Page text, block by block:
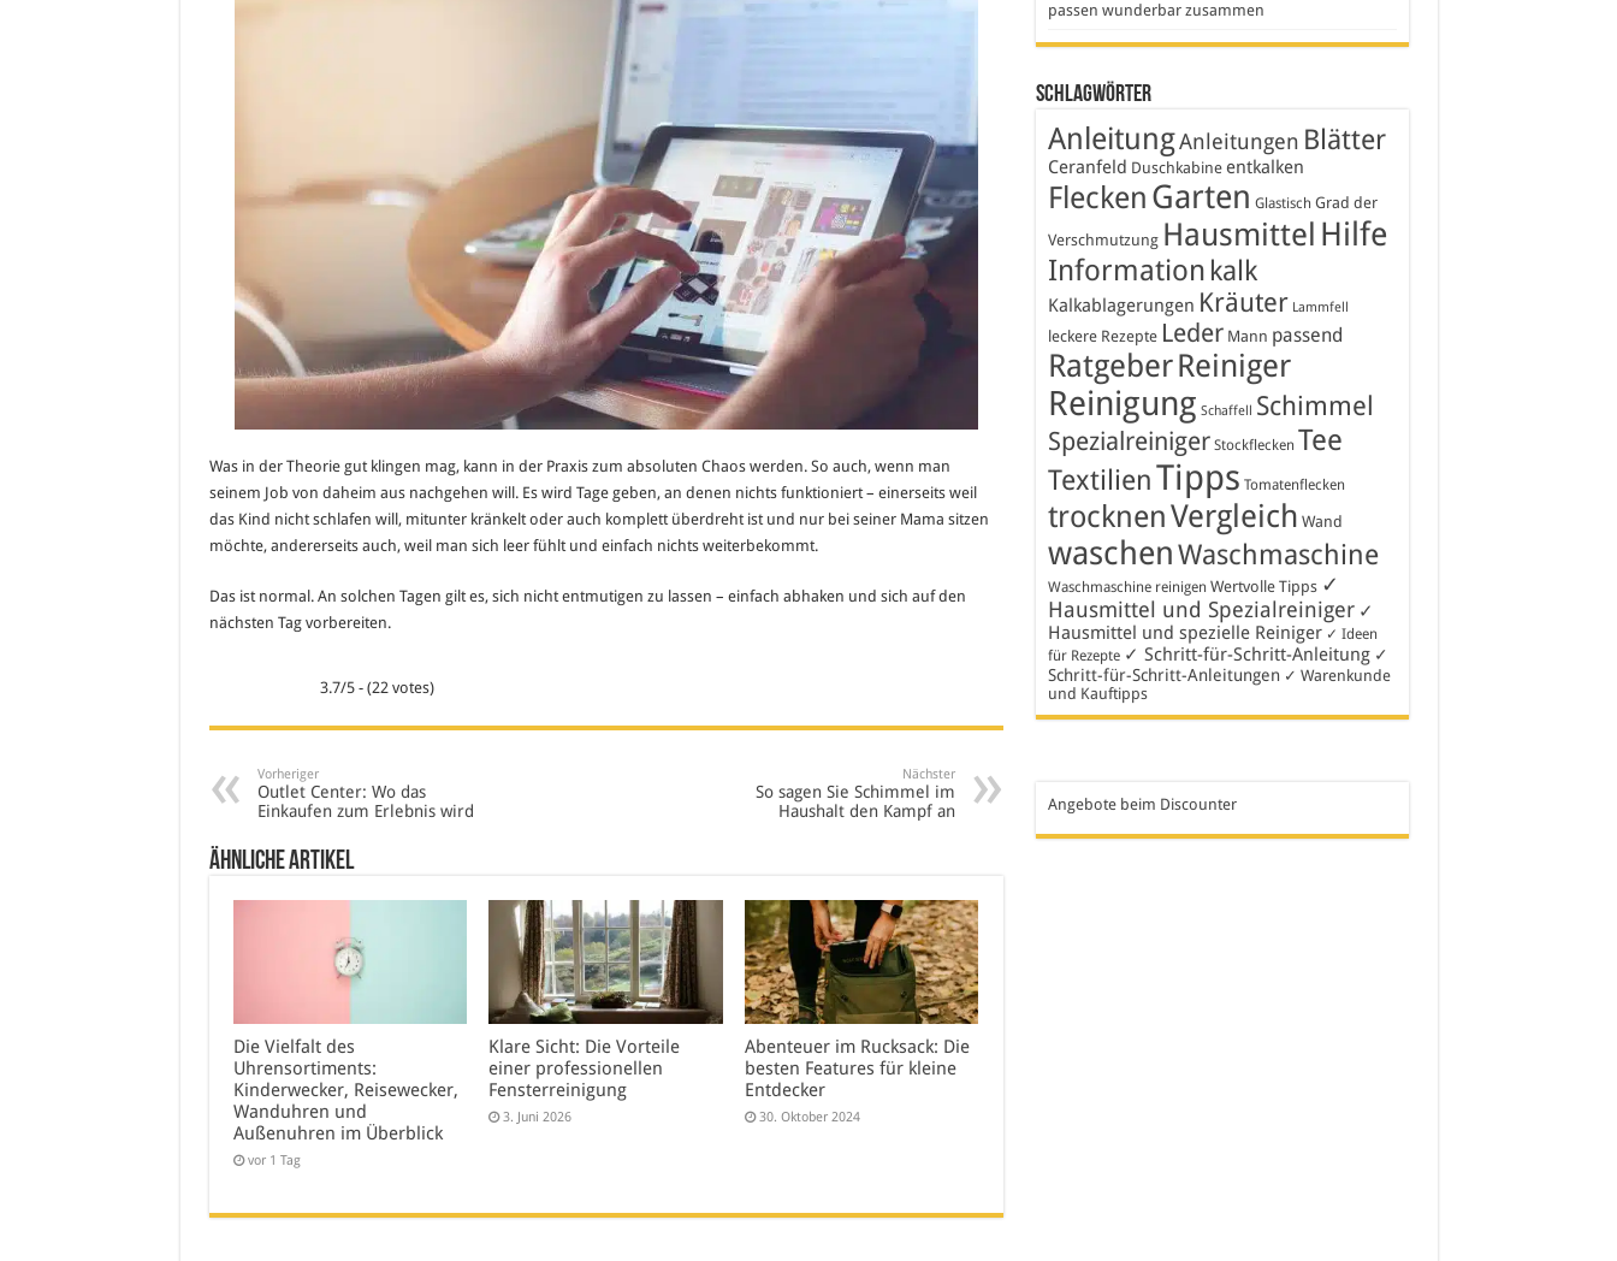
Was in der Theorie gut klingen mag, kann in der Praxis zum absoluten Chaos werden. So auch, wenn man
seinem Job von daheim aus nachgehen will. Es wird Tage geben, an denen nichts funktioniert – einerseits weil
das Kind nicht schlafen will, mitunter kränkelt oder auch komplett überdreht ist und nur bei seiner Mama sitzen
möchte, andererseits auch, weil man sich leer fühlt und einfach nichts weiterbekommt.
Das ist normal. An solchen Tagen gilt es, sich nicht entmutigen zu lassen – einfach abhaken und sich auf den
nächsten Tag vorbereiten.
3.7/5 - (22 votes)
Vorheriger
Outlet Center: Wo das
Einkaufen zum Erlebnis wird
Nächster
So sagen Sie Schimmel im
Haushalt den Kampf an
Ähnliche Artikel
Die Vielfalt des
Uhrensortiments:
Kinderwecker, Reisewecker,
Wanduhren und
Außenuhren im Überblick
vor 1 Tag
Klare Sicht: Die Vorteile
einer professionellen
Fensterreinigung
3. Juni 2026
Abenteuer im Rucksack: Die
besten Features für kleine
Entdecker
30. Oktober 2024
passen wunderbar zusammen
Schlagwörter
AnleitungAnleitungen Blätter
Ceranfeld Duschkabine entkalken
Flecken Garten Glastisch Grad der
Verschmutzung Hausmittel Hilfe
Information kalk
Kalkablagerungen Kräuter Lammfell
leckere Rezepte Leder Mann passend
RatgeberReiniger
Reinigung Schaffell Schimmel
Spezialreiniger Stockflecken Tee
TextilienTipps Tomatenflecken
trocknenVergleich Wand
waschenWaschmaschine
Waschmaschine reinigen Wertvolle Tipps ✓
Hausmittel und Spezialreiniger ✓
Hausmittel und spezielle Reiniger ✓ Ideen
für Rezepte ✓ Schritt-für-Schritt-Anleitung ✓
Schritt-für-Schritt-Anleitungen ✓ Warenkunde
und Kauftipps
Angebote beim Discounter